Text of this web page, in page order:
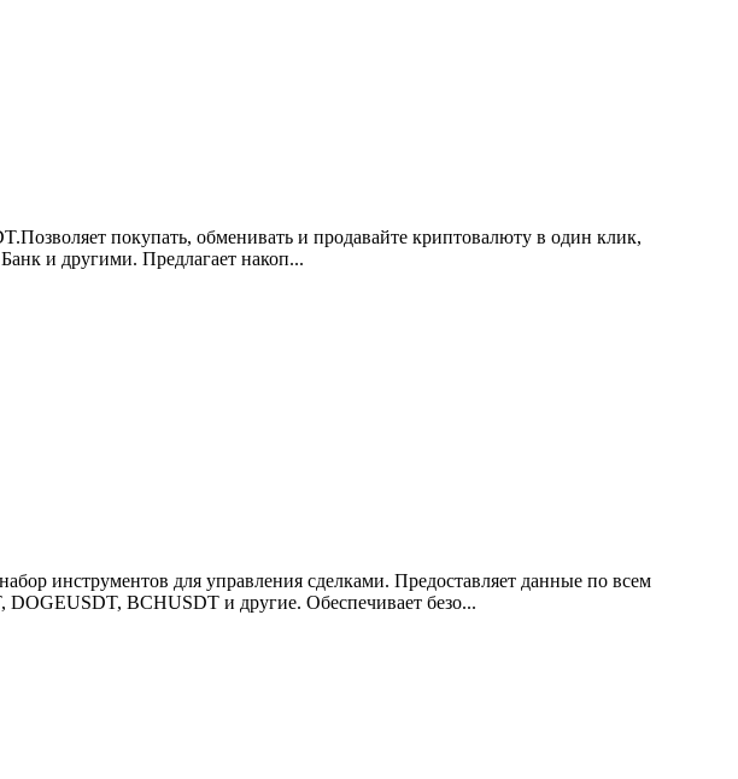
покупать, обменивать и продавайте криптовалюту в один клик,
и другими. Предлагает накоп...
инструментов для управления сделками. Предоставляет данные по всем
BCHUSDT и другие. Обеспечивает безо...